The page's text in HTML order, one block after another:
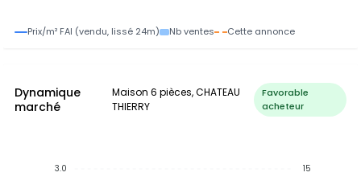
Prix/m² FAI (vendu, lissé 24m) Nb ventes Cette annonce
Dynamique
marché
Maison 6 pièces, CHATEAU
THIERRY
Favorable
acheteur
15
3.0